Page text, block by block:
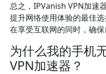
总之，IPVanish VPN加速
提升网络使用体验的最佳
在享受互联网的同时，确保
为什么我的手机
VPN加速器？